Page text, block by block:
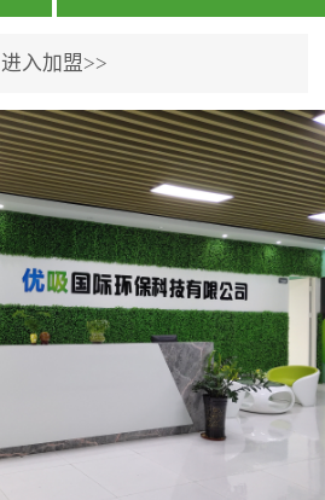
专利保护优势、双甲资质
企业（“室内环境净化治理
甲级施工资质”“室内环境
污染治理资质等级证
书”）、拥有多名高级《环
境工程高级工程师》室内
空气治理资格认证的治理
人员、掌握室内空气净化
治理实用技术和五项专利
技术、八项计算机软件著
作权登记证书等。研发实
进入加盟>>